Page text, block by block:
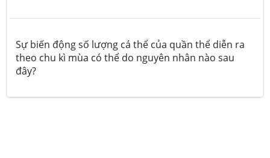
Sự biến động số lượng cá thể của quần thể diễn ra
theo chu kì mùa có thể do nguyên nhân nào sau
đây?